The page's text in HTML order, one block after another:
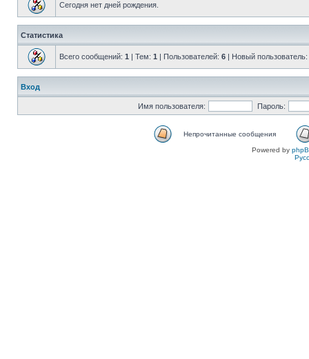
Сегодня нет дней рождения.
Статистика
Всего сообщений: 1 | Тем: 1 | Пользователей: 6 | Новый пользователь:
Вход
Имя пользователя: Пароль:
Непрочитанные сообщения
Powered by